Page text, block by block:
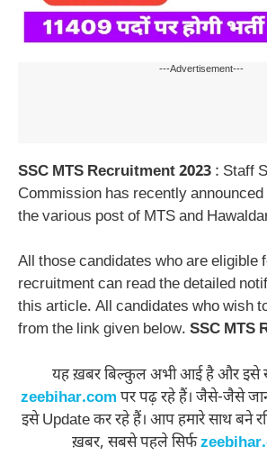
---Advertisement---
SSC MTS Recruitment 2023 : Staff
Commission has recently
the various post of MTS and
All those candidates who are eligible
recruitment can read the detailed
this article. All candidates who wish
from the link given below. SSC MTS
यह ख़बर बिल्कुल अभी आई है और
zeebihar.com पर पढ़ रहे हैं। जैसे-जैसे
इसे Update कर रहे हैं। आप हमारे साथ बने
ख़बर, सबसे पहले सिर्फ